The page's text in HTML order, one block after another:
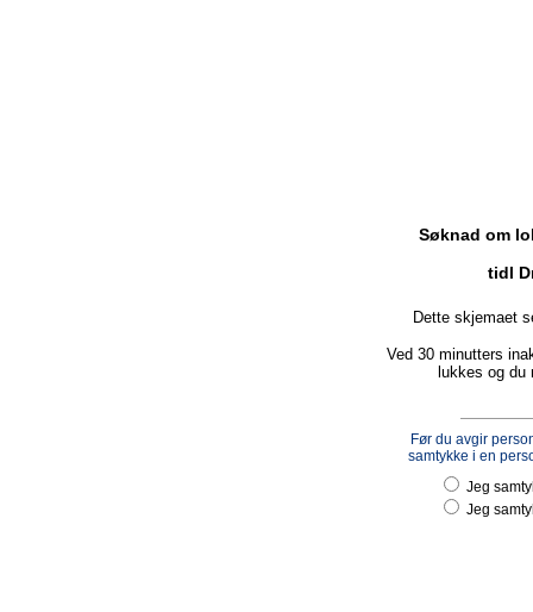
Søknad om
tidl
Dette skjemaet
Ved 30 minutters
lukkes og
Før du avgir
samtykke i en
Jeg
Jeg